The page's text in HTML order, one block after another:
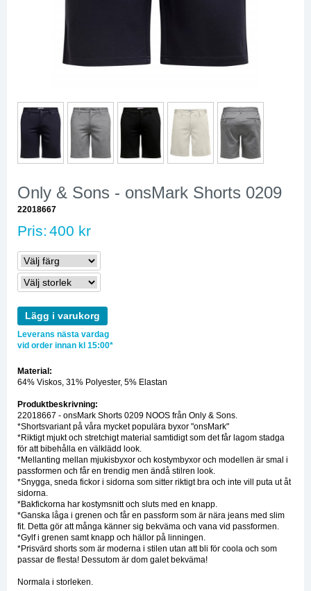
Only & Sons - onsMark Shorts 0209
22018667
Pris: 400 kr
Lägg i varukorg
Leverans nästa vardag
vid order innan kl 15:00*
Material:
64% Viskos, 31% Polyester, 5% Elastan
Produktbeskrivning:
22018667 - onsMark Shorts 0209 NOOS från Only & Sons.
*Shortsvariant på våra mycket populära byxor "onsMark"
*Riktigt mjukt och stretchigt material samtidigt som det får lagom stadga
för att bibehålla en välklädd look.
*Mellanting mellan mjukisbyxor och kostymbyxor och modellen är smal i
passformen och får en trendig men ändå stilren look.
*Snygga, sneda fickor i sidorna som sitter riktigt bra och inte vill puta ut åt
sidorna.
*Bakfickorna har kostymsnitt och sluts med en knapp.
*Ganska låga i grenen och får en passform som är nära jeans med slim
fit. Detta gör att många känner sig bekväma och vana vid passformen.
*Gylf i grenen samt knapp och hällor på linningen.
*Prisvärd shorts som är moderna i stilen utan att bli för coola och som
passar de flesta! Dessutom är dom galet bekväma!
Normala i storleken.